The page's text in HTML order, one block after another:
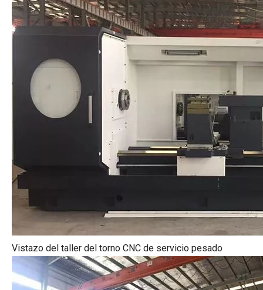
Vistazo del taller del torno CNC de servicio pesado